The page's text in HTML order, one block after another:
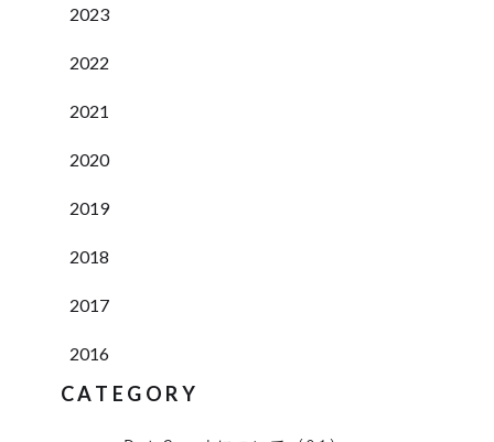
2023
2022
2021
2020
2019
2018
2017
2016
CATEGORY